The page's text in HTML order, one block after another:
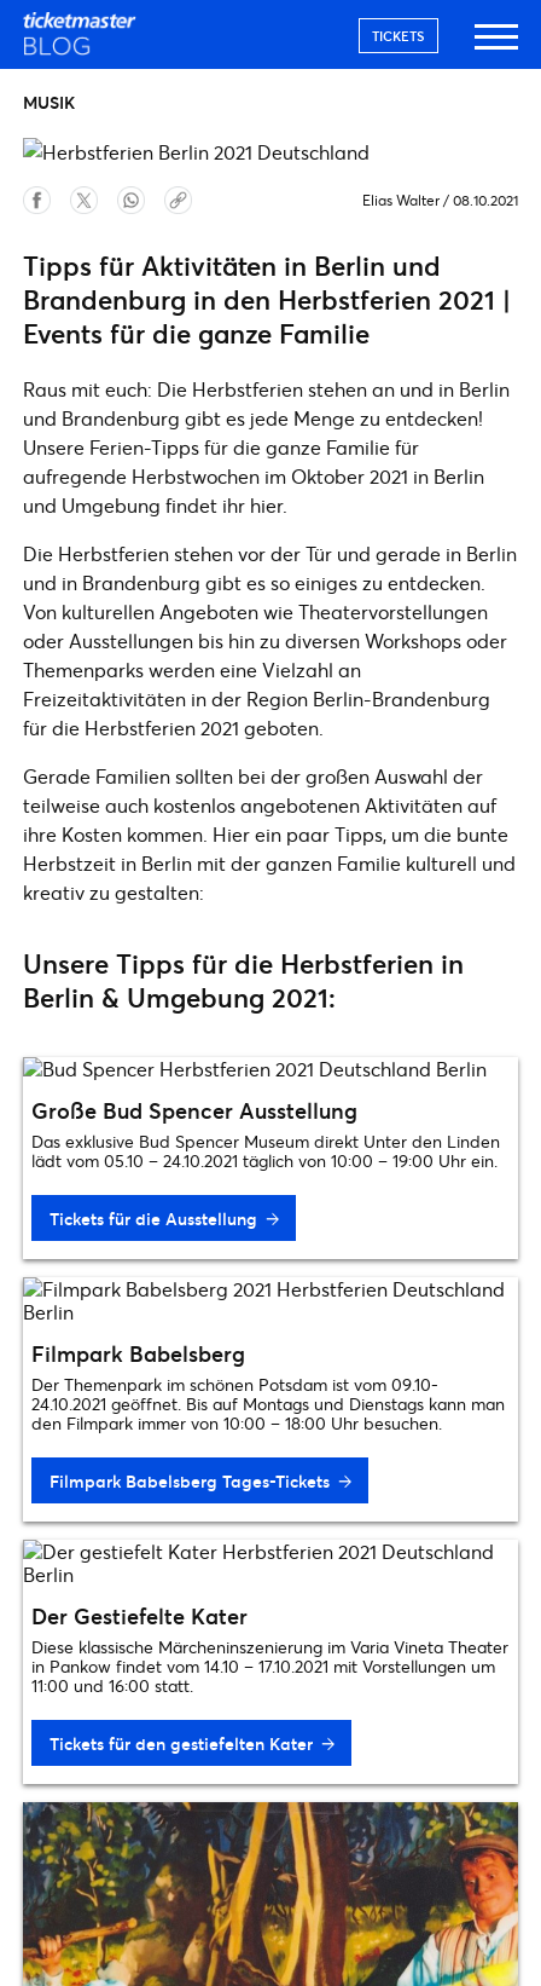
TICKETS
MUSIK
Elias Walter / 08.10.2021
Tipps für Aktivitäten in Berlin und
Brandenburg in den Herbstferien 2021 |
Events für die ganze Familie
Raus mit euch: Die Herbstferien stehen an und in Berlin
und Brandenburg gibt es jede Menge zu entdecken!
Unsere Ferien-Tipps für die ganze Familie für
aufregende Herbstwochen im Oktober 2021 in Berlin
und Umgebung findet ihr hier.
Die Herbstferien stehen vor der Tür und gerade in Berlin
und in Brandenburg gibt es so einiges zu entdecken.
Von kulturellen Angeboten wie Theatervorstellungen
oder Ausstellungen bis hin zu diversen Workshops oder
Themenparks werden eine Vielzahl an
Freizeitaktivitäten in der Region Berlin-Brandenburg
für die Herbstferien 2021 geboten.
Gerade Familien sollten bei der großen Auswahl der
teilweise auch kostenlos angebotenen Aktivitäten auf
ihre Kosten kommen. Hier ein paar Tipps, um die bunte
Herbstzeit in Berlin mit der ganzen Familie kulturell und
kreativ zu gestalten:
Unsere Tipps für die Herbstferien in
Berlin & Umgebung 2021:
Große Bud Spencer Ausstellung
Das exklusive Bud Spencer Museum direkt Unter den Linden
lädt vom 05.10 – 24.10.2021 täglich von 10:00 – 19:00 Uhr ein.
Tickets für die Ausstellung
Filmpark Babelsberg
Der Themenpark im schönen Potsdam ist vom 09.10-
24.10.2021 geöffnet. Bis auf Montags und Dienstags kann man
den Filmpark immer von 10:00 – 18:00 Uhr besuchen.
Filmpark Babelsberg Tages-Tickets
Der Gestiefelte Kater
Diese klassische Märcheninszenierung im Varia Vineta Theater
in Pankow findet vom 14.10 – 17.10.2021 mit Vorstellungen um
11:00 und 16:00 statt.
Tickets für den gestiefelten Kater